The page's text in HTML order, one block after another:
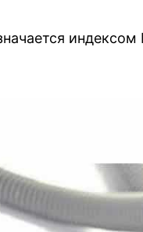
индексом